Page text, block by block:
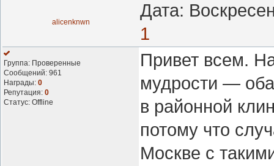
alicenknwn
Дата:
1
Группа: Проверенные
Сообщений: 961
Награды: 0
Репутация: 0
Статус: Offline
Привет всем.
мудрости —
в районной
потому что
Москве с